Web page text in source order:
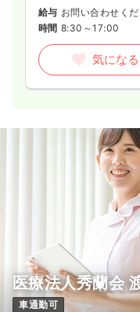
給与 お問い合わせく
時間 8:30～17:00
気になる
医療法人秀蘭会
車通勤可